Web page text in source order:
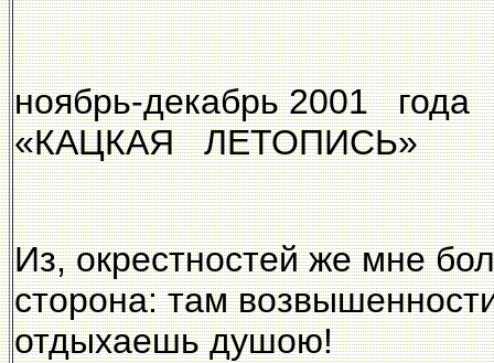
ноябрь-
«КАЦКАЯ
Из, окрестностей же мне
сторона: там
отдыхаешь душою!